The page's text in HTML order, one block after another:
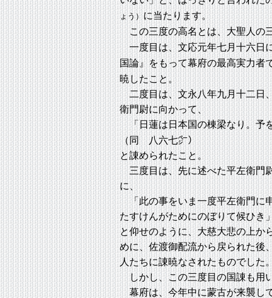
ょう） に当たります。
この三度の高名とは、大聖人の
一度目は、文応元年七月十六日
国論』をもって幕府の最高実力者
暁したこと。
二度目は、文永八年九月十二日
衛門尉に向かって、
「日蓮は日本国の棟梁なり。予
（同 八六七㌻）
と諌められたこと。
三度目は、先に述べた平左衛門
に、
「此の事をいま一度平左衛門に
たすけんがためにのぼりて候ひ
と仰せのように、大慈大悲の上か
めに、佐渡御配流から戻られた後
人たちに諌暁なされたものでした
しかし、この三度目の国諌も用
幕府は、今年中に蒙古が来襲し